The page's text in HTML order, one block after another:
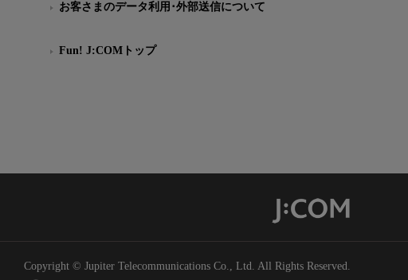
お客さまのデータ利用･外部送信について
Fun! J:COMトップ
Copyright © Jupiter Telecommunications Co., Ltd. All Rights Reserved.